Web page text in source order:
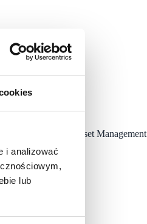
i analizować
lub
euro
firmie Appeninn Asset Management